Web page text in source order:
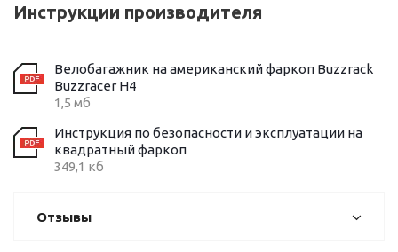
Инструкции производителя
Велобагажник на американский фаркоп Buzzrack
Buzzracer H4
1,5 мб
Инструкция по безопасности и эксплуатации на
квадратный фаркоп
349,1 кб
Отзывы